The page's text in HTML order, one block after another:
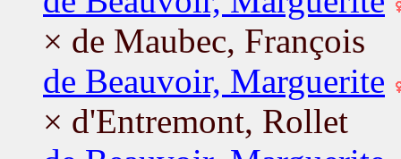
× de Maubec, François
de Beauvoir, Marguerite
× d'Entremont, Rollet